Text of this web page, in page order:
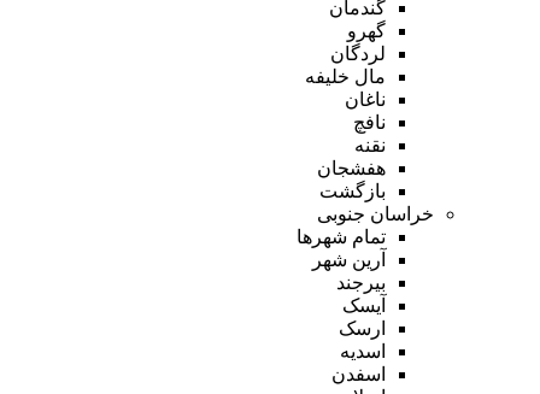
گندمان
گهرو
لردگان
مال خلیفه
ناغان
نافچ
نقنه
هفشجان
بازگشت
خراسان جنوبی
تمام شهر‌ها
آرین شهر
بیرجند
آیسک
ارسک
اسدیه
اسفدن